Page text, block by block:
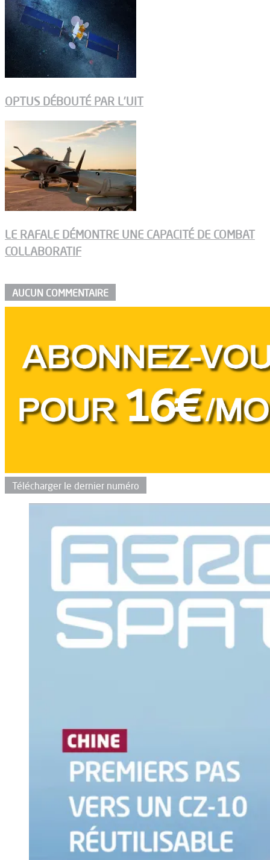
OPTUS DÉBOUTÉ PAR L’UIT
LE RAFALE DÉMONTRE UNE CAPACITÉ DE COMBAT
COLLABORATIF
AUCUN COMMENTAIRE
Télécharger le dernier numéro